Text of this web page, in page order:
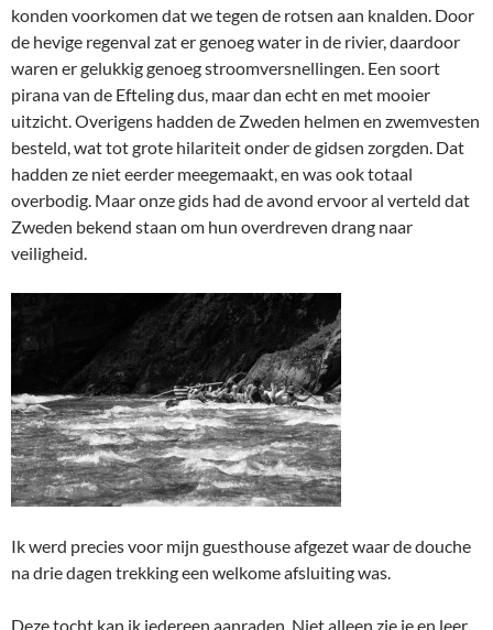
konden voorkomen dat we tegen de rotsen aan knalden. Door
de hevige regenval zat er genoeg water in de rivier, daardoor
waren er gelukkig genoeg stroomversnellingen. Een soort
pirana van de Efteling dus, maar dan echt en met mooier
uitzicht. Overigens hadden de Zweden helmen en zwemvesten
besteld, wat tot grote hilariteit onder de gidsen zorgden. Dat
hadden ze niet eerder meegemaakt, en was ook totaal
overbodig. Maar onze gids had de avond ervoor al verteld dat
Zweden bekend staan om hun overdreven drang naar
veiligheid.
Ik werd precies voor mijn guesthouse afgezet waar de douche
na drie dagen trekking een welkome afsluiting was.
Deze tocht kan ik iedereen aanraden. Niet alleen zie je en leer